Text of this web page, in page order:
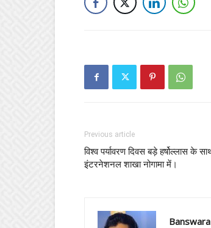
Previous article
विश्व पर्यावरण दिवस बड़े हर्षोल्लास के
इंटरनेशनल शाखा नोगामा में।